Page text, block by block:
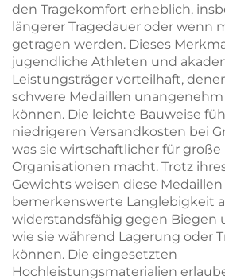
den Tragekomfort erheblich,
längerer Tragedauer oder wenn
getragen werden. Dieses
jugendliche Athleten und
Leistungsträger vorteilhaft,
schwere Medaillen
können. Die leichte Bauweise
niedrigeren Versandkosten bei
was sie wirtschaftlicher für
Organisationen macht. Trotz
Gewichts weisen diese
bemerkenswerte Langlebigkeit
widerstandsfähig gegen Biegen
wie sie während Lagerung oder
können. Die eingesetzten
Hochleistungsmaterialien